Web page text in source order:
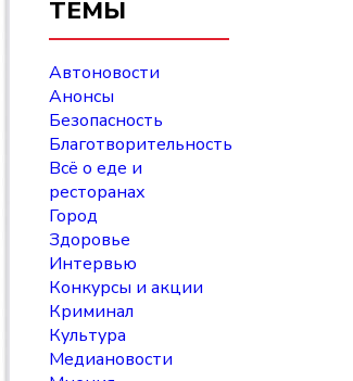
ТЕМЫ
Автоновости
Анонсы
Безопасность
Благотворительность
Всё о еде и
ресторанах
Город
Здоровье
Интервью
Конкурсы и акции
Криминал
Культура
Медиановости